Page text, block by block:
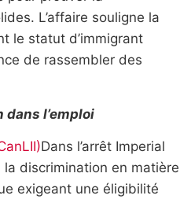
L’affaire souligne la
le statut d’immigrant
de rassembler des
l’emploi
Dans l’arrêt Imperial
la discrimination en matière
exigeant une éligibilité